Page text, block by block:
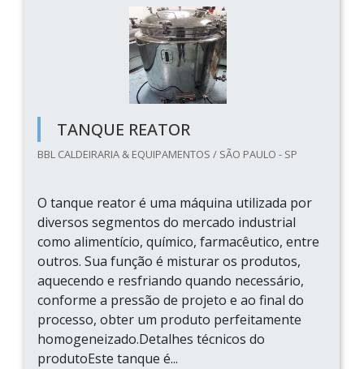
TANQUE REATOR
BBL CALDEIRARIA & EQUIPAMENTOS / SÃO PAULO - SP
O tanque reator é uma máquina utilizada por
diversos segmentos do mercado industrial
como alimentício, químico, farmacêutico, entre
outros. Sua função é misturar os produtos,
aquecendo e resfriando quando necessário,
conforme a pressão de projeto e ao final do
processo, obter um produto perfeitamente
homogeneizado.Detalhes técnicos do
produtoEste tanque é...